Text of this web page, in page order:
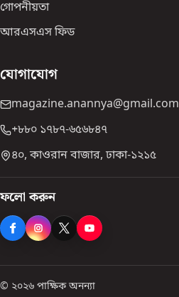
গোপনীয়তা
আরএসএস ফিড
যোগাযোগ
magazine.anannya@gmail.com
+৮৮০ ১৭৮৭-৬৫৬৮৪৭
৪০, কাওরান বাজার, ঢাকা-১২১৫
ফলো করুন
© ২০২৬ পাক্ষিক অনন্যা